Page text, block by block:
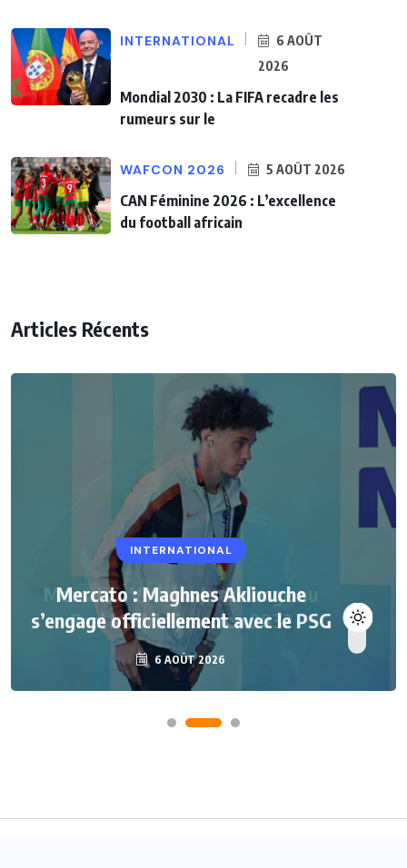
INTERNATIONAL
6 AOÛT
2026
Mondial 2030 : La FIFA recadre les
rumeurs sur le
WAFCON 2026 5 AOÛT 2026
CAN Féminine 2026 : L’excellence
du football africain
Articles Récents
INTERNATIONAL
Mercato : Maghnes Akliouche
s’engage officiellement avec le PSG
6 AOÛT 2026